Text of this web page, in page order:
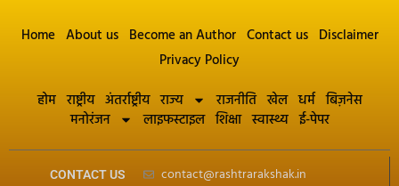
Home About us Become an Author Contact us Disclaimer
Privacy Policy
होम राष्ट्रीय अंतर्राष्ट्रीय राज्य राजनीति खेल धर्म बिज़नेस
मनोरंजन
लाइफस्टाइल शिक्षा स्वास्थ्य ई-पेपर
CONTACT US contact@rashtrarakshak.in